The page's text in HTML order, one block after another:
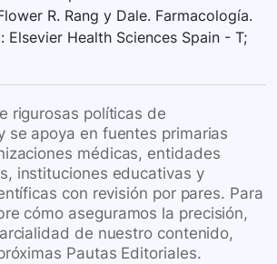
R. Rang y Dale. Farmacología.
Elsevier Health Sciences Spain - T;
rigurosas políticas de
se apoya en fuentes primarias
médicas, entidades
instituciones educativas y
con revisión por pares. Para
cómo aseguramos la precisión,
de nuestro contenido,
Pautas Editoriales.